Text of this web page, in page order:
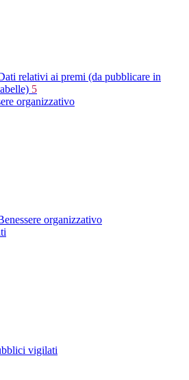
relativi ai premi (da pubblicare in
5
organizzativo
organizzativo
vigilati